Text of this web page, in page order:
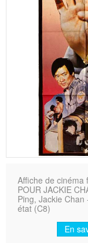
Affiche de cinéma
POUR JACKIE
Ping, Jackie
état (C8)
En